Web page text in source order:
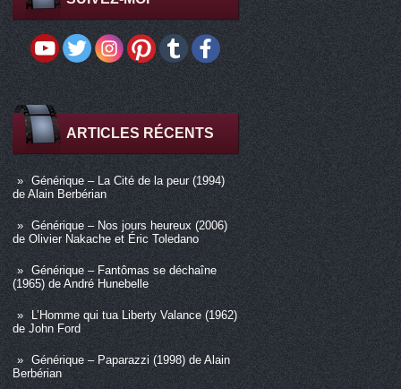
ARTICLES RÉCENTS
Générique – La Cité de la peur (1994)
de Alain Berbérian
Générique – Nos jours heureux (2006)
de Olivier Nakache et Éric Toledano
Générique – Fantômas se déchaîne
(1965) de André Hunebelle
L’Homme qui tua Liberty Valance (1962)
de John Ford
Générique – Paparazzi (1998) de Alain
Berbérian